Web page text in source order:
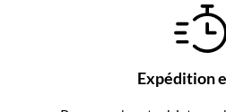
Expédition